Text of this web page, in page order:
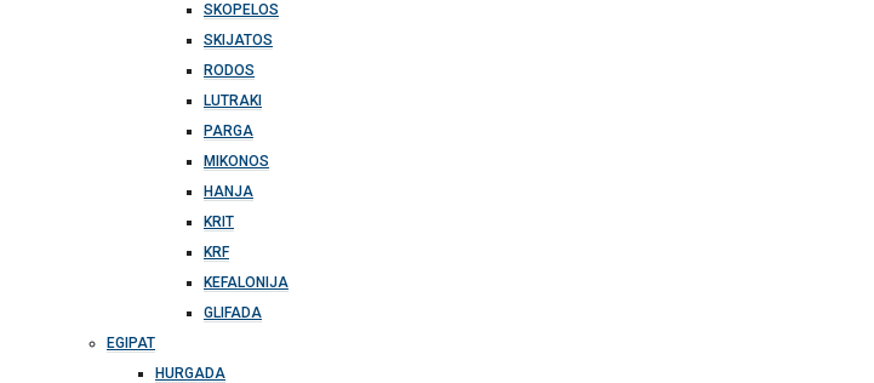
SKOPELOS
SKIJATOS
RODOS
LUTRAKI
PARGA
MIKONOS
HANJA
KRIT
KRF
KEFALONIJA
GLIFADA
EGIPAT
HURGADA